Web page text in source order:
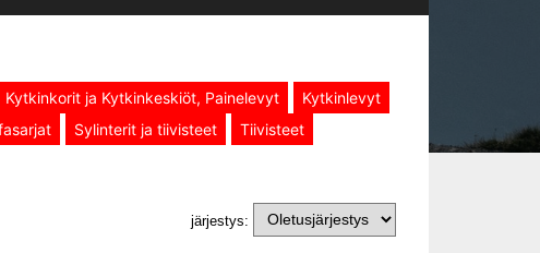
Kytkinkorit ja Kytkinkeskiöt, Painelevyt
Kytkinlevyt
Sylinterit ja tiivisteet
Tiivisteet
järjestys: